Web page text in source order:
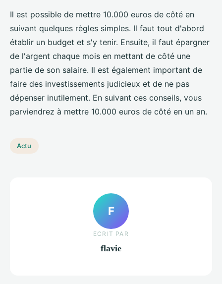
Il est possible de mettre 10.000 euros de côté en
suivant quelques règles simples. Il faut tout d'abord
établir un budget et s'y tenir. Ensuite, il faut épargner
de l'argent chaque mois en mettant de côté une
partie de son salaire. Il est également important de
faire des investissements judicieux et de ne pas
dépenser inutilement. En suivant ces conseils, vous
parviendrez à mettre 10.000 euros de côté en un an.
Actu
F
ECRIT PAR
flavie